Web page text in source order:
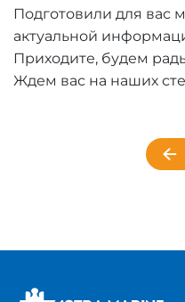
Подготовили для вас
актуальной
Приходите, будем
Ждем вас на наших